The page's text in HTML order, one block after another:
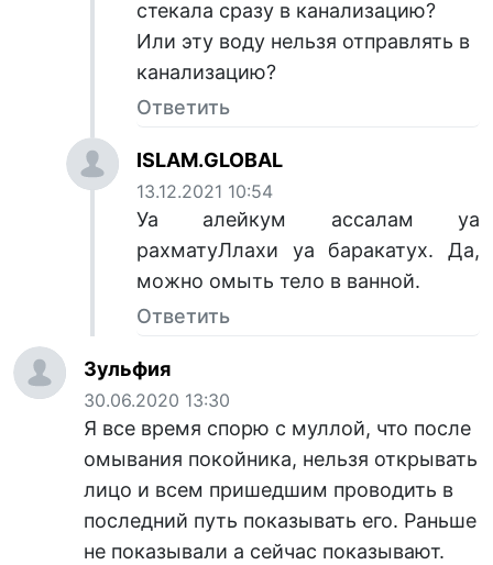
стекала сразу в канализацию?
Или эту воду нельзя отправлять в
канализацию?
Ответить
ISLAM.GLOBAL
13.12.2021 10:54
Уа алейкум ассалам уа
рахматуЛлахи уа баракатух. Да,
можно омыть тело в ванной.
Ответить
Зульфия
30.06.2020 13:30
Я все время спорю с муллой, что после
омывания покойника, нельзя открывать
лицо и всем пришедшим проводить в
последний путь показывать его. Раньше
не показывали а сейчас показывают.